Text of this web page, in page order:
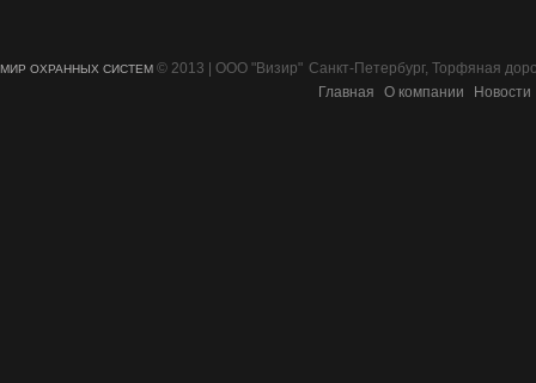
Санкт-Петербург, Торфяная
Главная
О компании Новости
МИР ОХРАННЫХ СИСТЕМ © 2013 | ООО "Визир"